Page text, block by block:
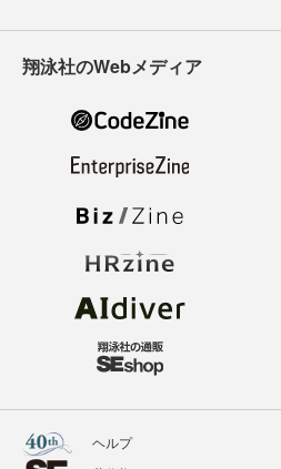
翔泳社のWebメディア
ヘルプ